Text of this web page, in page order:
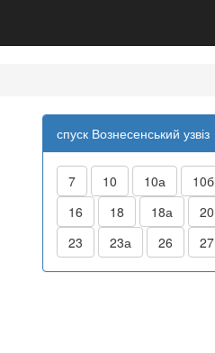
спуск Вознесенський узвіз
7 10 10а 10б
16
18 18а 20
23
23а 26 27